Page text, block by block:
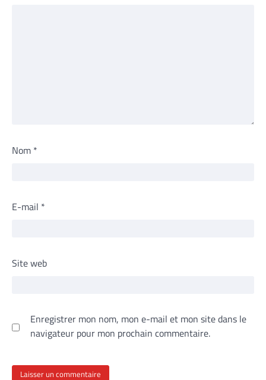
Nom *
E-mail *
Site web
Enregistrer mon nom, mon e-mail et mon site dans le
navigateur pour mon prochain commentaire.